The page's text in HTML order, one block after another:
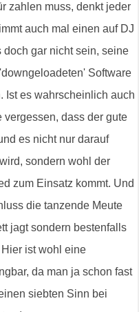
zahlen muss, denkt jeder
auch mal einen auf DJ
doch gar nicht sein, seine
Software
Ist es wahrscheinlich auch
dass der gute
es nicht nur darauf
sondern wohl der
zum Einsatz kommt. Und
die tanzende Meute
jagt sondern bestenfalls
ist wohl eine
da man ja schon fast
siebten Sinn bei